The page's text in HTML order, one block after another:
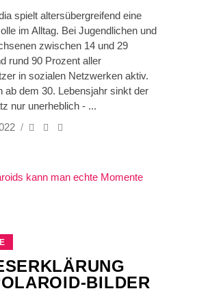
spielt altersübergreifend eine
im Alltag. Bei Jugendlichen und
zwischen 14 und 29
rund 90 Prozent aller
in sozialen Netzwerken aktiv.
ab dem 30. Lebensjahr sinkt der
nur unerheblich -
BILDER